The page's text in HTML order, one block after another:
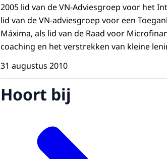
2005 lid van de VN-Adviesgroep voor het
lid van de VN-adviesgroep voor een
Máxima, als lid van de Raad voor
coaching en het verstrekken van kleine
31 augustus 2010
Hoort bij